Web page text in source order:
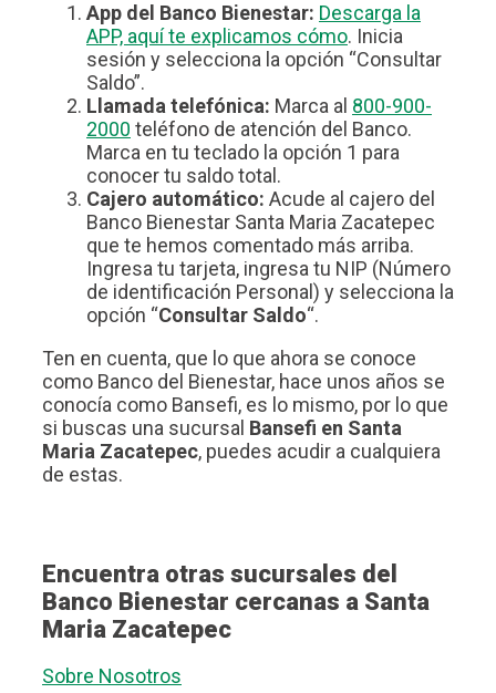
App del Banco Bienestar: Descarga la
APP, aquí te explicamos cómo. Inicia
sesión y selecciona la opción “Consultar
Saldo”.
Llamada telefónica: Marca al 800-900-
2000 teléfono de atención del Banco.
Marca en tu teclado la opción 1 para
conocer tu saldo total.
Cajero automático: Acude al cajero del
Banco Bienestar Santa Maria Zacatepec
que te hemos comentado más arriba.
Ingresa tu tarjeta, ingresa tu NIP (Número
de identificación Personal) y selecciona la
opción “Consultar Saldo“.
Ten en cuenta, que lo que ahora se conoce
como Banco del Bienestar, hace unos años se
conocía como Bansefi, es lo mismo, por lo que
si buscas una sucursal Bansefi en Santa
Maria Zacatepec, puedes acudir a cualquiera
de estas.
Encuentra otras sucursales del
Banco Bienestar cercanas a Santa
Maria Zacatepec
Sobre Nosotros